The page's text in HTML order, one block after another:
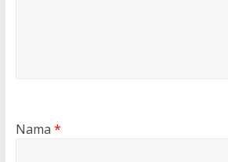
Nama *